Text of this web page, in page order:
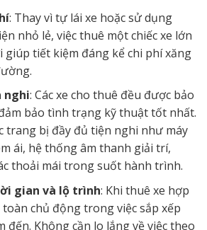
: Thay vì tự lái xe hoặc sử dụng
nhỏ lẻ, việc thuê một chiếc xe lớn
giúp tiết kiệm đáng kể chi phí xăng
nghi: Các xe cho thuê đều được bảo
bảo tình trạng kỹ thuật tốt nhất.
trang bị đầy đủ tiện nghi như máy
ái, hệ thống âm thanh giải trí,
thoải mái trong suốt hành trình.
gian và lộ trình: Khi thuê xe hợp
chủ động trong việc sắp xếp
đến. Không cần lo lắng về việc theo